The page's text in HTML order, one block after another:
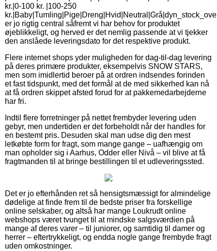
kr.|0-100 kr. |100-250
er jo rigtig central såfremt vi har behov for produktet
øjeblikkeligt, og herved er det nemlig passende at vi tjekker
den anslåede leveringsdato for det respektive produkt.
Flere internet shops yder muligheden for dag-til-dag levering
på deres primære produkter, eksempelvis SNOW STARS,
men som imidlertid beroer på at ordren indsendes forinden
et fast tidspunkt, med det formål at de med sikkerhed kan nå
at få ordren skippet afsted forud for at pakkemedarbejderne
har fri.
Indtil flere forretninger på nettet frembyder levering uden
gebyr, men undertiden er det forbeholdt når der handles for
en bestemt pris. Desuden skal man udse dig den mest
letkøbte form for fragt, som mange gange – uafhængig om
man opholder sig i Aarhus, Odder eller Nivå – vil blive at få
fragtmanden til at bringe bestillingen til et udleveringssted.
Det er jo efterhånden ret så hensigtsmæssigt for almindelige
dødelige at finde frem til de bedste priser fra forskellige
online selskaber, og altså har mange Loukrudt online
webshops været tvunget til at mindske salgsværdien på
mange af deres varer – til juniorer, og samtidig til damer og
herrer – eftertrykkeligt, og endda nogle gange frembyde fragt
uden omkostninger.